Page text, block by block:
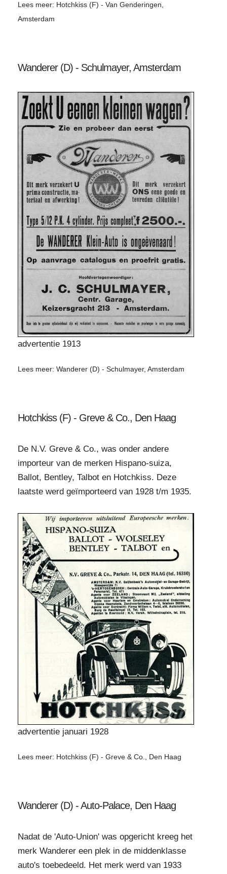
Lees meer: Hotchkiss (F) - Van Genderingen,
Amsterdam
Wanderer (D) - Schulmayer, Amsterdam
advertentie 1913
Lees meer: Wanderer (D) - Schulmayer, Amsterdam
Hotchkiss (F) - Greve & Co., Den Haag
De N.V. Greve & Co., was onder andere
importeur van de merken Hispano-suiza,
Ballot, Bentley, Talbot en Hotchkiss. Deze
laatste werd geïmporteerd van 1928 t/m 1935.
advertentie januari 1928
Lees meer: Hotchkiss (F) - Greve & Co., Den Haag
Wanderer (D) - Auto-Palace, Den Haag
Nadat de 'Auto-Union' was opgericht kreeg het
merk Wanderer een plek in de middenklasse
auto's toebedeeld. Het merk werd van 1933